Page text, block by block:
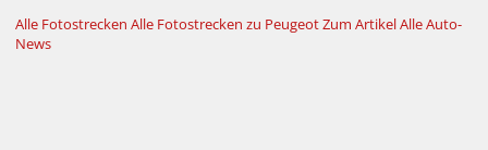
Alle Fotostrecken Alle Fotostrecken zu PeugeotZum ArtikelAlle Auto-
News